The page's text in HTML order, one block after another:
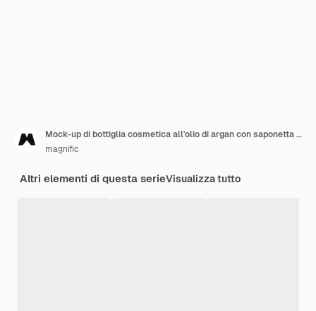
Mock-up di bottiglia cosmetica all'olio di argan con saponetta e noccioli
magnific
Altri elementi di questa serieVisualizza tutto